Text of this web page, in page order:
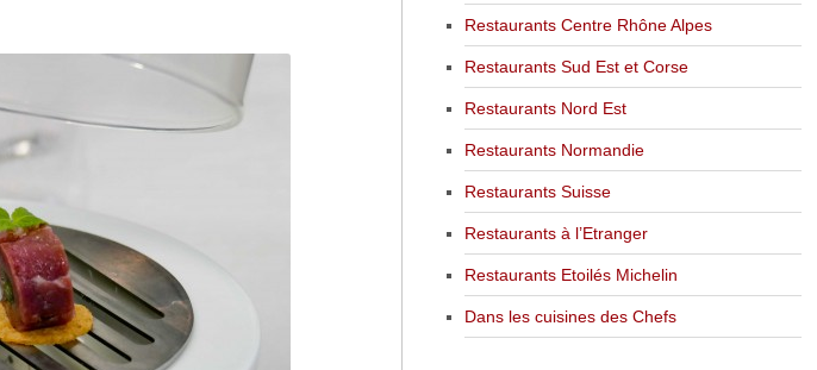
Restaurants Centre Rhône Alpes
Restaurants Sud Est et Corse
Restaurants Nord Est
Restaurants Normandie
Restaurants Suisse
Restaurants à l’Etranger
Restaurants Etoilés Michelin
Dans les cuisines des Chefs